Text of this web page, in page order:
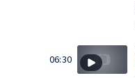
06:30